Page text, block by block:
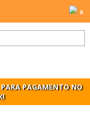
0
PAGAMENTO NO